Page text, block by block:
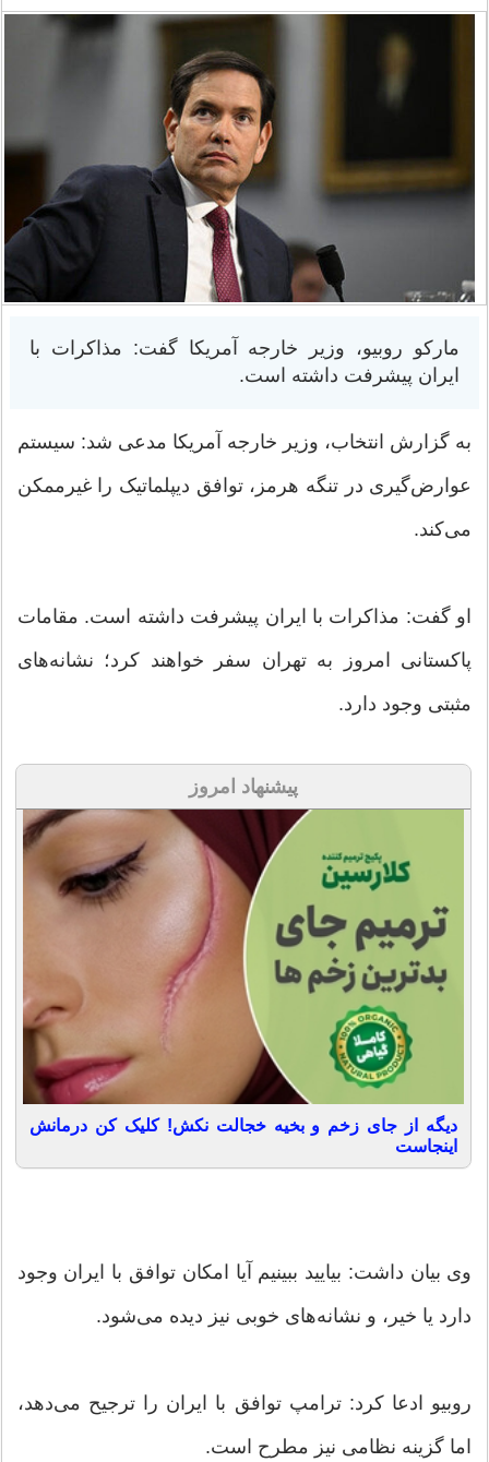
مارکو روبیو، وزیر خارجه آمریکا گفت: مذاکرات با
ایران پیشرفت داشته است.
به گزارش انتخاب، وزیر خارجه آمریکا مدعی شد: سیستم
عوارض‌گیری در تنگه هرمز، توافق دیپلماتیک را غیرممکن
می‌کند.
او گفت: مذاکرات با ایران پیشرفت داشته است. مقامات
پاکستانی امروز به تهران سفر خواهند کرد؛ نشانه‌های
مثبتی وجود دارد.
پیشنهاد امروز
دیگه از جای زخم و بخیه خجالت نکش! کلیک کن درمانش
اینجاست
وی بیان داشت: بیایید ببینیم آیا امکان توافق با ایران وجود
دارد یا خیر، و نشانه‌های خوبی نیز دیده می‌شود.
روبیو ادعا کرد: ترامپ توافق با ایران را ترجیح می‌دهد،
اما گزینه نظامی نیز مطرح است.